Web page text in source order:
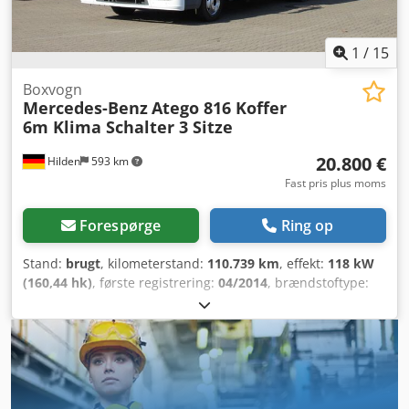
kontrolleres separat. Med forbehold for fejl og mellemsalg.
1 / 15
Hilden 593 km
Boxvogn
Mercedes-BenzAtego 816 Koffer
6m Klima Schalter 3 Sitze
20.800 €
Fast pris plus moms
Forespørge Ring op
Stand: brugt, kilometerstand: 110.739 km, effekt: 118 kW
(160,44 hk), første registrering: 04/2014, brændstoftype:
, maksimal lastvægt:
samlet vægt:7.490 kg, akslekonfiguration:4x2, bremser:
motorbremsning, farve:hvid , førerhus:anden, geartype:
mekanisk, emissionsklasse:Euro 6 , affjedring:stål-luft,
antal sæder:3, lastepladsvolumen: 35 m³
, længde af
lastrum:5.990 mm , læsningsbredde: